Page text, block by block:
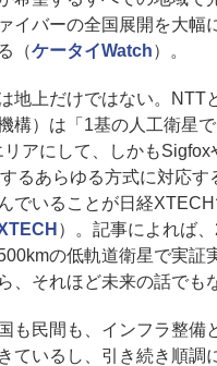
イバーの全国展開を大幅
（ケータイWatch）。
地上だけではない。NTT
構）は「1基の人工衛星
アにして、しかもSigfox
るあらゆる方式に対応す
でいることが日経
）。記事によれば
の低軌道衛星で実証
、それほど未来の話でも
も民間も、インフラ整備
ているし、引き続き順調